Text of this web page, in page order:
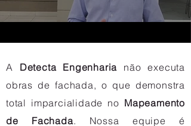
A Detecta Engenharia não executa
obras de fachada, o que demonstra
total imparcialidade no Mapeamento
de Fachada. Nossa equipe é